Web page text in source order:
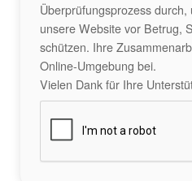
Überprüfungsprozess
unsere Website vor Betrug,
schützen. Ihre
Online-Umgebung bei.
Vielen Dank für Ihre